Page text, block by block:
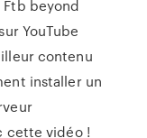
Ftb beyond
YouTube
contenu
installer un
cette vidéo !